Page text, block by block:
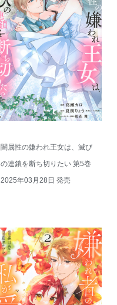
闇属性の嫌われ王女は、滅び
の連鎖を断ち切りたい 第5巻
2025年03月28日 発売